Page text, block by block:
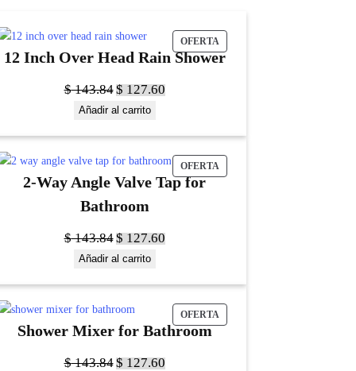
OFERTA
12 Inch Over Head Rain Shower
$143.84$127.60
Añadir al carrito
OFERTA
2-Way Angle Valve Tap for
Bathroom
$143.84$127.60
Añadir al carrito
OFERTA
Shower Mixer for Bathroom
$143.84$127.60